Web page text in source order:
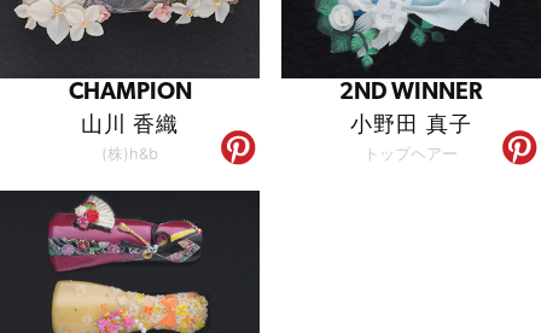
CHAMPION
山川 香織
(株)h&b
2ND WINNER
小野田 真子
トップヘアー